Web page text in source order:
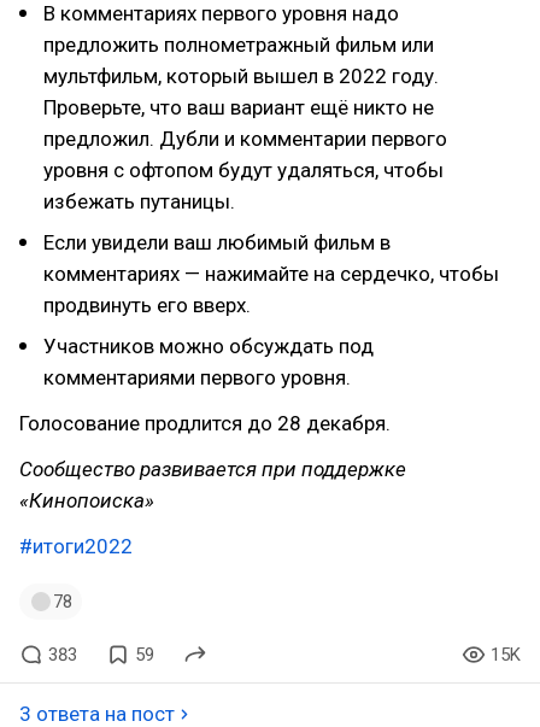
В комментариях первого уровня надо
предложить полнометражный фильм или
мультфильм, который вышел в 2022 году.
Проверьте, что ваш вариант ещё никто не
предложил. Дубли и комментарии первого
уровня с офтопом будут удаляться, чтобы
избежать путаницы.
Если увидели ваш любимый фильм в
комментариях — нажимайте на сердечко, чтобы
продвинуть его вверх.
Участников можно обсуждать под
комментариями первого уровня.
Голосование продлится до 28 декабря.
Сообщество развивается при поддержке
«Кинопоиска»
#итоги2022
78
383 59 15K
3 ответа на пост